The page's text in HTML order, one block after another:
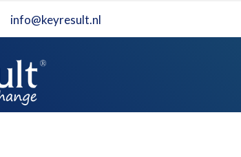
info@keyresult.nl